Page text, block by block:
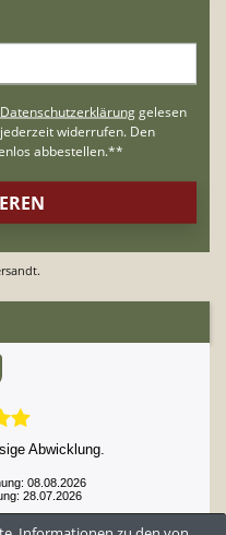
Abwicklung.
08.08.2026
28.07.2026